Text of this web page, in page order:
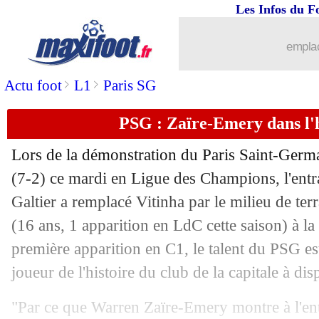
Actu foot> L1 > Paris SG
Les Infos du
PSG : Zaïre-Emery dans
Lors de la démonstration du Paris Saint-
(7-2) ce mardi en Ligue des Champions,
Galtier a remplacé Vitinha par le milieu de
(16 ans, 1 apparition en LdC cette saison) à
première apparition en C1, le talent du PSG
joueur de l'histoire du club de la capitale à
"Par ce que Warren Zaïre-Emery montre à
Man Utd
26/10 Sporting
26/10 Francfort: la L1, le constat cash de
26/10 PSG: la MNM, Vitinha se sent
26/10 Man City: Håland, les explications
26/10 Real: Ancelotti n'accable pas ses
26/10 OM: Di Meco dézingue Gerson !
26/10 Lyon: Benzema ouvre la porte à un